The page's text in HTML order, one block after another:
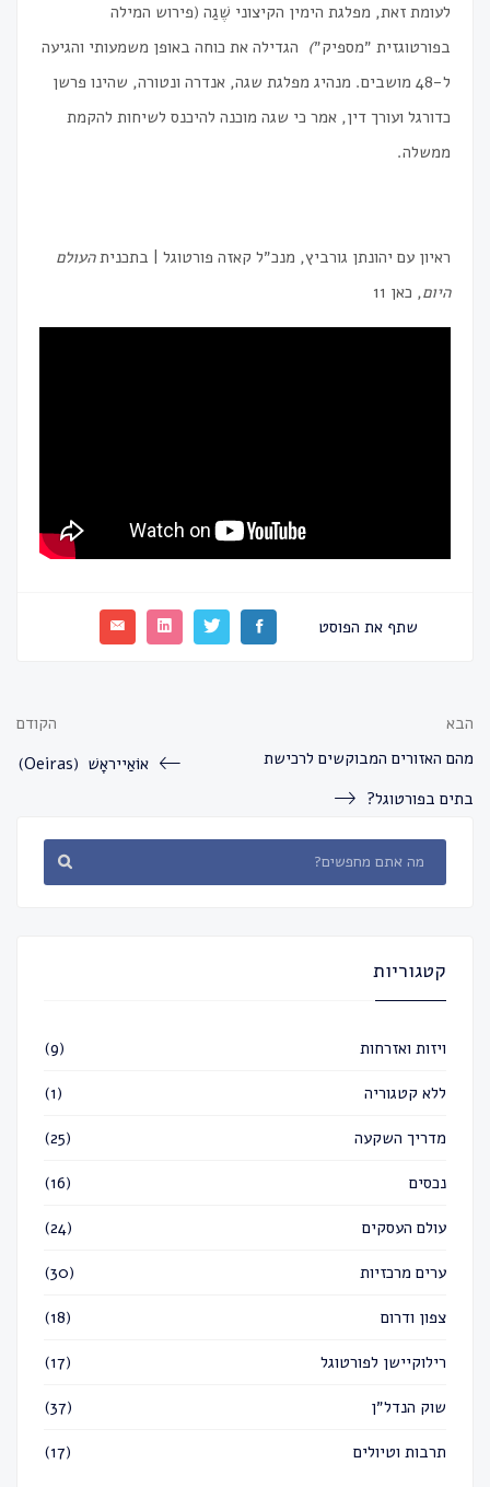
לעומת זאת, מפלגת הימין הקיצוני שֶׁגַה (פירוש המילה
בפורטוגזית ״מספיק״) הגדילה את כוחה באופן משמעותי והגיעה
ל-48 מושבים. מנהיג מפלגת שגה, אנדרה ונטורה, שהינו פרשן
כדורגל ועורך דין, אמר כי שגה מוכנה להיכנס לשיחות להקמת
ממשלה.
ראיון עם יהונתן גורביץ, מנכ״ל קאזה פורטוגל | בתכניתהעולם
היום, כאן 11
שתף את הפוסט
הקודם
אוֹאַייראָשׁ (Oeiras)
הבא
מהם האזורים המבוקשים לרכישת
בתים בפורטוגל?
קטגוריות
ויזות ואזרחות (9)
ללא קטגוריה (1)
מדריך השקעה (25)
נכסים (16)
עולם העסקים (24)
ערים מרכזיות (30)
צפון ודרום (18)
רילוקיישן לפורטוגל (17)
שוק הנדל״ן (37)
תרבות וטיולים (17)